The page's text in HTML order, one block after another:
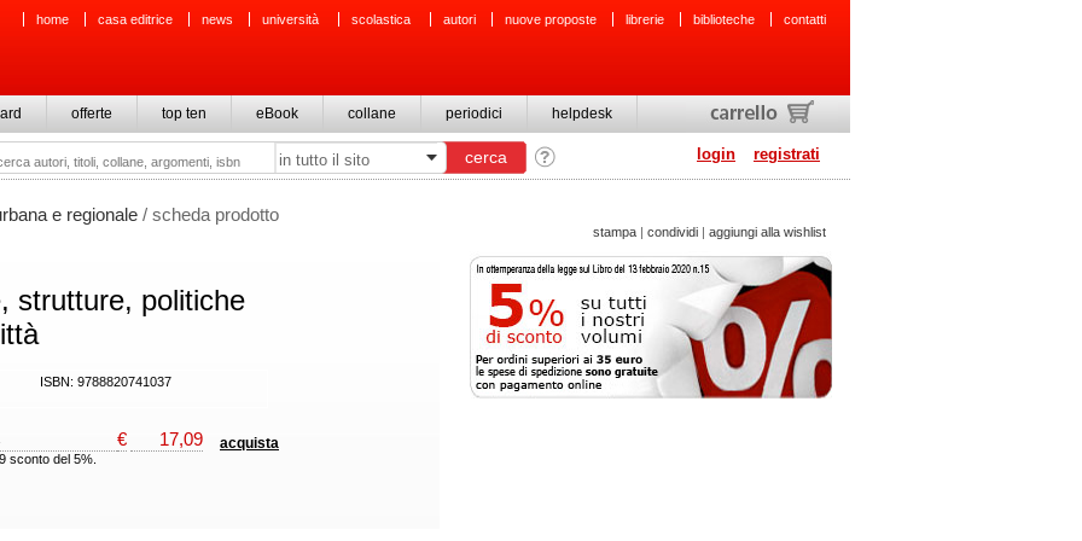
home casa editrice news università scolastica autori nuove proposte librerie biblioteche contatti
offerte top ten eBook collane periodici helpdesk
login registrati
e regionale / scheda prodotto
stampa | condividi | aggiungi alla wishlist
strutture, politiche
ISBN: 9788820741037
€ 17,09 acquista
sconto del 5%.